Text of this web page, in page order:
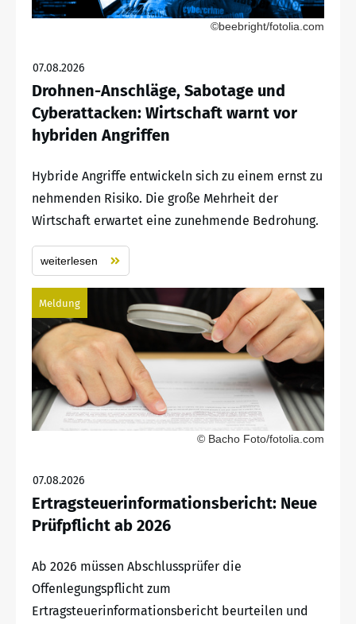
©beebright/fotolia.com
07.08.2026
Drohnen-Anschläge, Sabotage und
Cyberattacken: Wirtschaft warnt vor
hybriden Angriffen
Hybride Angriffe entwickeln sich zu einem ernst zu
nehmenden Risiko. Die große Mehrheit der
Wirtschaft erwartet eine zunehmende Bedrohung.
weiterlesen
Meldung
© Bacho Foto/fotolia.com
07.08.2026
Ertragsteuerinformationsbericht: Neue
Prüfpflicht ab 2026
Ab 2026 müssen Abschlussprüfer die
Offenlegungspflicht zum
Ertragsteuerinformationsbericht beurteilen und